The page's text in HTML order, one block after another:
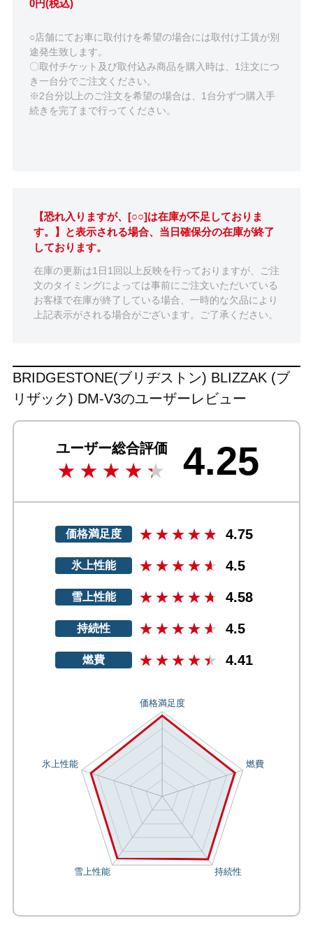
0円(税込)
○店舗にてお車に取付けを希望の場合には取付け工賃が別
途発生致します。
〇取付チケット及び取付込み商品を購入時は、1注文につ
き一台分でご注文ください。
※2台分以上のご注文を希望の場合は、1台分ずつ購入手
続きを完了まで行ってください。
【恐れ入りますが、[○○]は在庫が不足しておりま
す。】と表示される場合、当日確保分の在庫が終了
しております。
在庫の更新は1日1回以上反映を行っておりますが、ご注
文のタイミングによっては事前にご注文いただいている
お客様で在庫が終了している場合、一時的な欠品により
上記表示がされる場合がございます。ご了承ください。
BRIDGESTONE(ブリヂストン) BLIZZAK (ブ
リザック) DM-V3のユーザーレビュー
ユーザー総合評価 4.25
価格満足度 4.75
氷上性能 4.5
雪上性能 4.58
持続性 4.5
燃費 4.41